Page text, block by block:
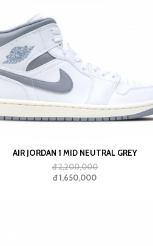
AIR JORDAN 1 MID NEUTRAL GREY
đ 2,200,000
đ 1,650,000